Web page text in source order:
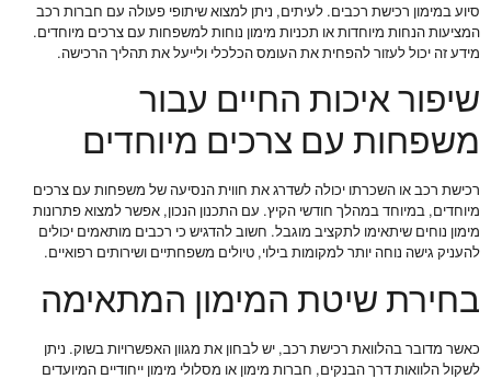
סיוע במימון רכישת רכבים. לעיתים, ניתן למצוא שיתופי פעולה עם חברות רכב
המציעות הנחות מיוחדות או תכניות מימון נוחות למשפחות עם צרכים מיוחדים.
מידע זה יכול לעזור להפחית את העומס הכלכלי ולייעל את תהליך הרכישה.
שיפור איכות החיים עבור
משפחות עם צרכים מיוחדים
רכישת רכב או השכרתו יכולה לשדרג את חווית הנסיעה של משפחות עם צרכים
מיוחדים, במיוחד במהלך חודשי הקיץ. עם התכנון הנכון, אפשר למצוא פתרונות
מימון נוחים שיתאימו לתקציב מוגבל. חשוב להדגיש כי רכבים מותאמים יכולים
להעניק גישה נוחה יותר למקומות בילוי, טיולים משפחתיים ושירותים רפואיים.
בחירת שיטת המימון המתאימה
כאשר מדובר בהלוואת רכישת רכב, יש לבחון את מגוון האפשרויות בשוק. ניתן
לשקול הלוואות דרך הבנקים, חברות מימון או מסלולי מימון ייחודיים המיועדים